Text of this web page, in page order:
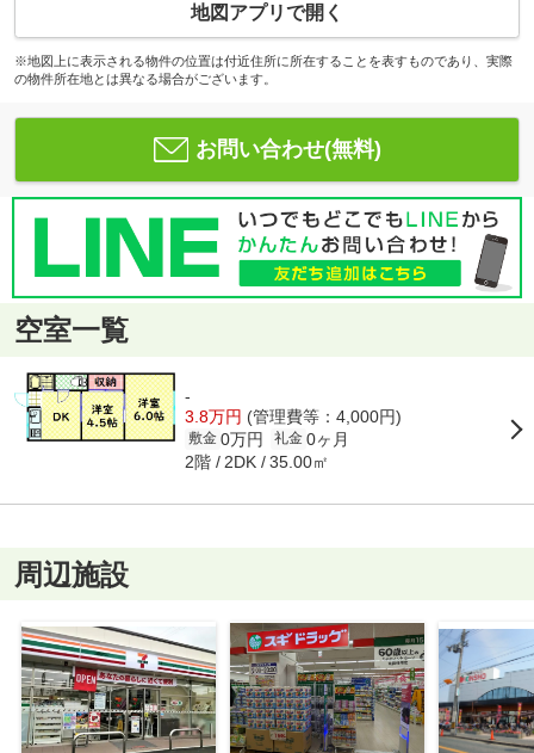
地図アプリで開く
※地図上に表示される物件の位置は付近住所に所在することを表すものであり、実際
の物件所在地とは異なる場合がございます。
お問い合わせ(無料)
空室一覧
-
3.8万円 (管理費等：4,000円)
敷金 0万円 礼金 0ヶ月
2階 2DK 35.00㎡
周辺施設